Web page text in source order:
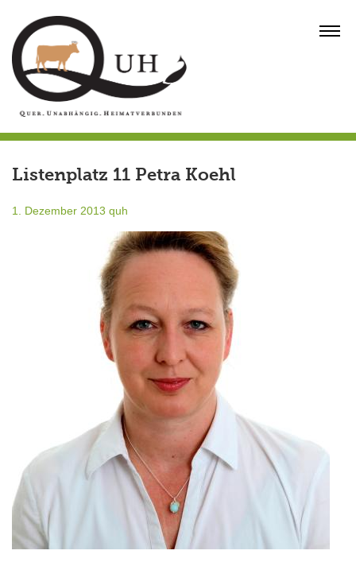
content
Listenplatz 11 Petra Koehl
1. Dezember 2013 quh